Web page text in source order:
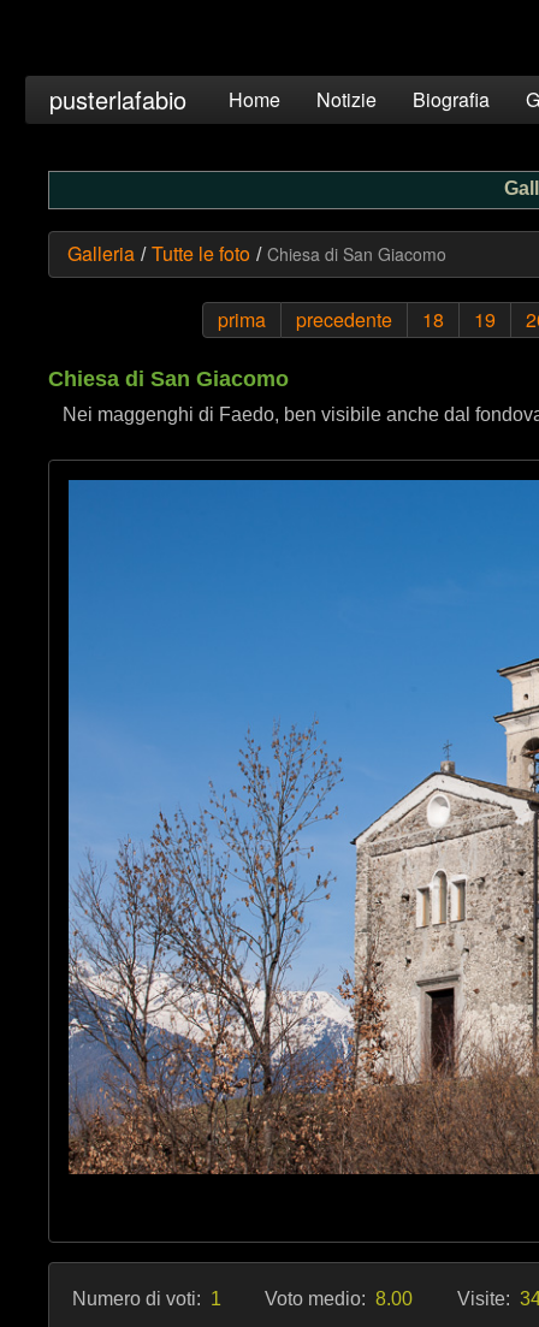
pusterlafabio Home Notizie Biografia
Galleria / Tutte le foto / Chiesa di San Giacomo
prima precedente 18 19
Chiesa di San Giacomo
Nei maggenghi di Faedo, ben visibile anche dal
Numero di voti: 1 Voto medio: 8.00 Visite: